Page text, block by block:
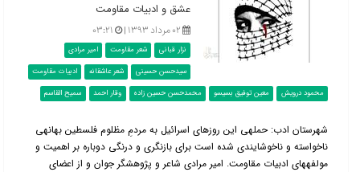
عشق و ادبیات مقاومت
۰۲ مرداد ۱۳۹۳ | ۰۳:۲۱
نزار قبانی شعر مقاومت
امیر مرادی
سیدحسن حسینی
شعر عاشقانه
ادبیات مقاومت
محمود درویش
معین توفیق بسیسو محمدحسن حسین زاده وقار احمد سمیح القاسم
شهرستان ادب: حمله‎ی این روزهای اسرائیل به مردمِ مظلوم فلسطین بهانه‎ی
ناخواسته و ناخوشایندی شده است برای بازنگری و درنگی دوباره بر اهمیت و
مولفه‎های ادبیات مقاومت. امیر مرادی شاعر و پژوهشگر جوان و از اعضای